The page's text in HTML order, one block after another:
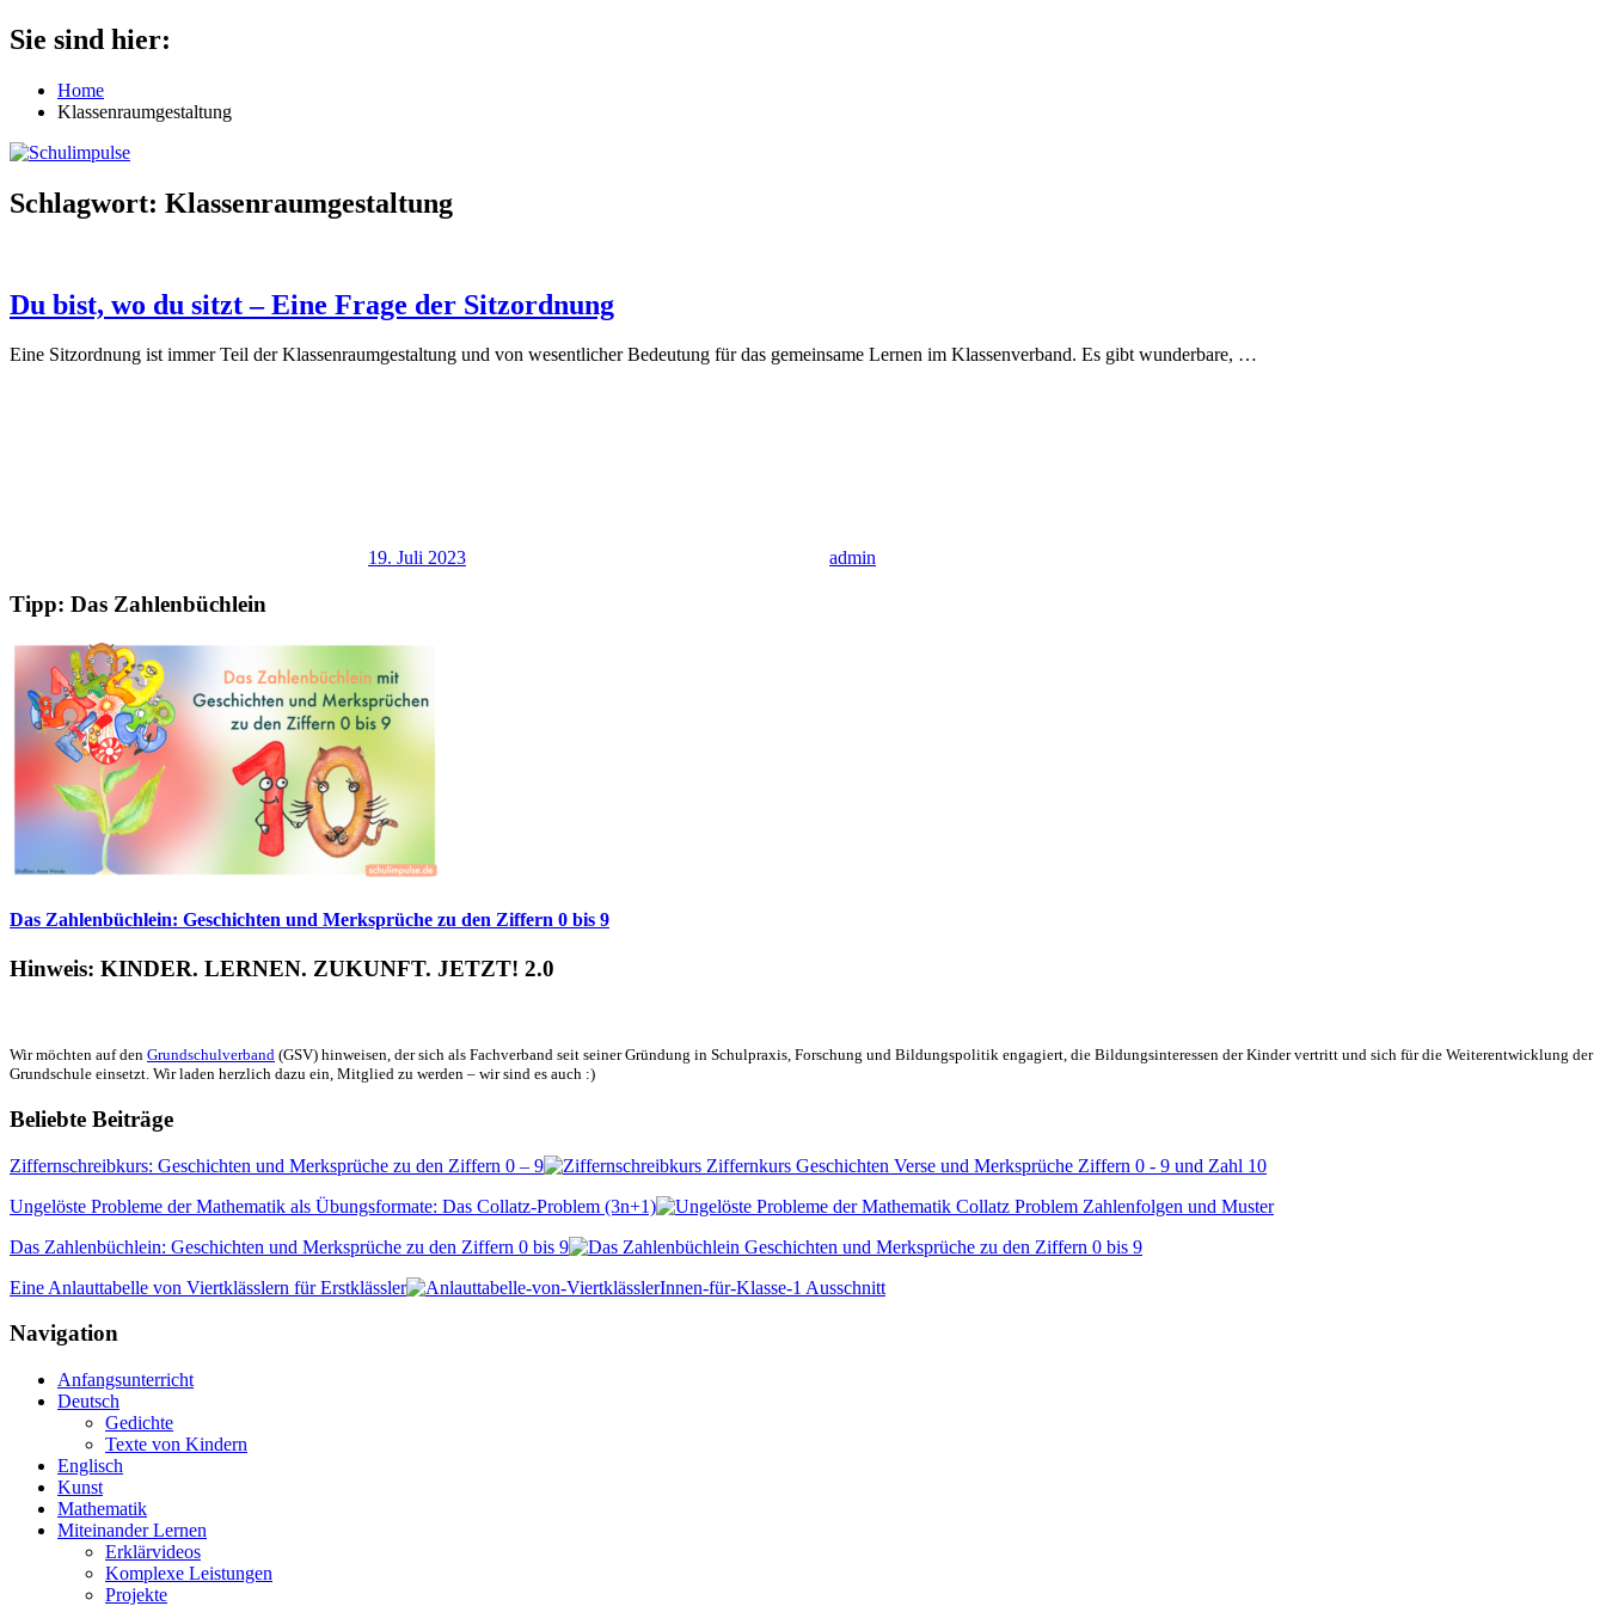
Zum
Inhalt
Schulimpulse
für
Grundschule
Sie sind hier:
Home
Klassenraumgestaltung
Schlagwort: Klassenraumgestaltung
Du bist, wo du sitzt – Eine Frage der Sitzordnung
Eine Sitzordnung ist immer Teil der Klassenraumgestaltung und von wesentlicher Bedeutung für das gemeinsame Lernen im Klassenverband. Es gibt wunderbare, …
19. Juli 2023 admin
Tipp: Das Zahlenbüchlein
Das Zahlenbüchlein: Geschichten und Merksprüche zu den Ziffern 0 bis 9
Hinweis: KINDER. LERNEN. ZUKUNFT. JETZT! 2.0
Wir möchten auf den Grundschulverband (GSV) hinweisen, der sich als Fachverband seit seiner Gründung in Schulpraxis, Forschung und Bildungspolitik engagiert, die Bildungsinteressen der Kinder vertritt und sich für die Weiterentwicklung der
Grundschule einsetzt. Wir laden herzlich dazu ein, Mitglied zu werden – wir sind es auch :)
Beliebte Beiträge
Ziffernschreibkurs: Geschichten und Merksprüche zu den Ziffern 0 – 9
Ungelöste Probleme der Mathematik als Übungsformate: Das Collatz-Problem (3n+1)
Das Zahlenbüchlein: Geschichten und Merksprüche zu den Ziffern 0 bis 9
Eine Anlauttabelle von Viertklässlern für Erstklässler
Navigation
Anfangsunterricht
Deutsch
Gedichte
Texte von Kindern
Englisch
Kunst
Mathematik
Miteinander Lernen
Erklärvideos
Komplexe Leistungen
Projekte